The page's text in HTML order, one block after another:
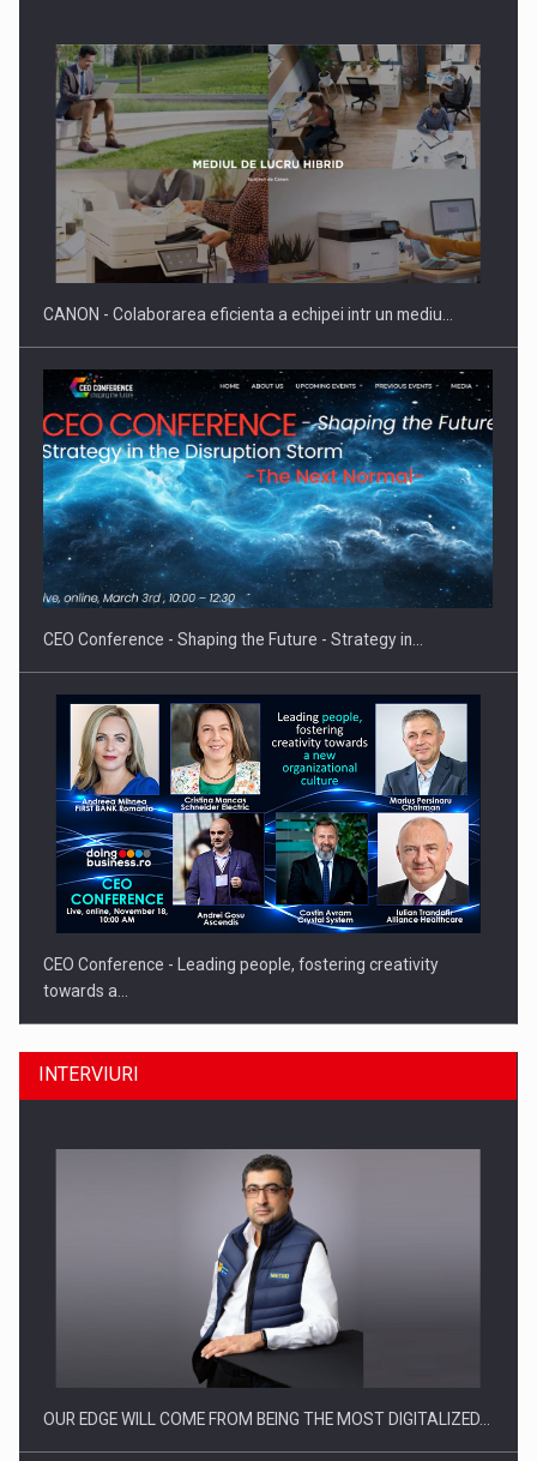
Producatorii si comerciantii care nu se supun noilor
reglementari…
Proteinmaxxing and the Future of Protein Demand
CANON - Colaborarea eficienta a echipei intr un mediu…
CEO Conference - Shaping the Future - Strategy in…
CEO Conference - Leading people, fostering creativity
towards a…
CEO Conference - Shaping The Future - Technology and…
INTERVIURI
OUR EDGE WILL COME FROM BEING THE MOST DIGITALIZED…